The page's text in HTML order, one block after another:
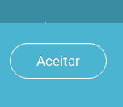
Aceitar